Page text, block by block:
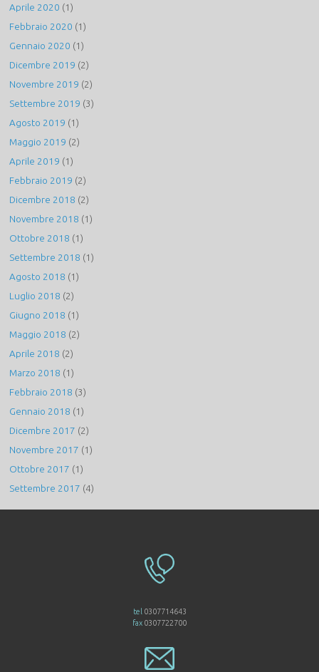
Aprile 2020 (1)
Febbraio 2020 (1)
Gennaio 2020 (1)
Dicembre 2019 (2)
Novembre 2019 (2)
Settembre 2019 (3)
Agosto 2019 (1)
Maggio 2019 (2)
Aprile 2019 (1)
Febbraio 2019 (2)
Dicembre 2018 (2)
Novembre 2018 (1)
Ottobre 2018 (1)
Settembre 2018 (1)
Agosto 2018 (1)
Luglio 2018 (2)
Giugno 2018 (1)
Maggio 2018 (2)
Aprile 2018 (2)
Marzo 2018 (1)
Febbraio 2018 (3)
Gennaio 2018 (1)
Dicembre 2017 (2)
Novembre 2017 (1)
Ottobre 2017 (1)
Settembre 2017 (4)
tel 0307714643
fax 0307722700